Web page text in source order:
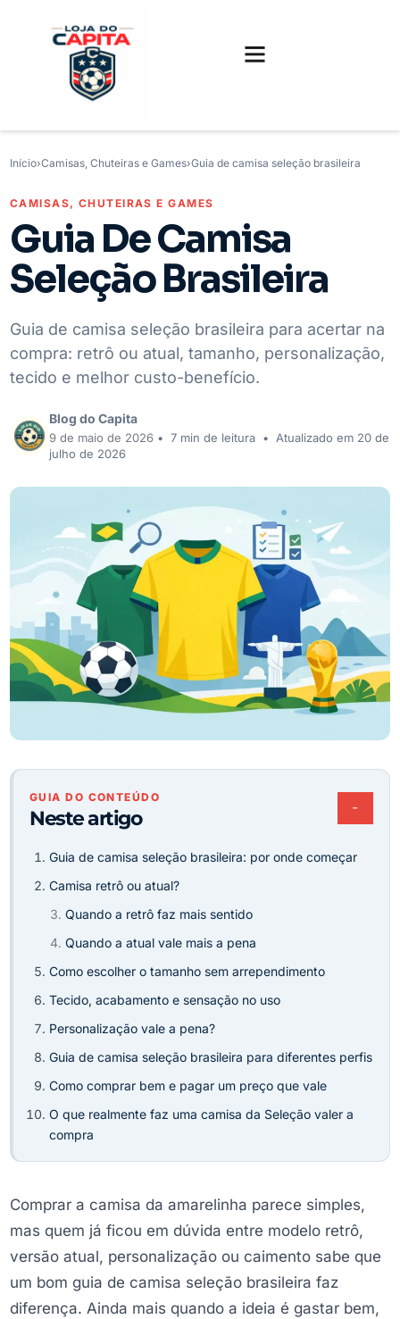
Início›Camisas, Chuteiras e Games›Guia de camisa seleção brasileira
CAMISAS, CHUTEIRAS E GAMES
Guia De Camisa
Seleção Brasileira
Guia de camisa seleção brasileira para acertar na
compra: retrô ou atual, tamanho, personalização,
tecido e melhor custo-benefício.
Blog do Capita
9 de maio de 2026 • 7 min de leitura •
Atualizado em 20 de
julho de 2026
GUIA DO CONTEÚDO
Neste artigo −
Guia de camisa seleção brasileira: por onde começar
Camisa retrô ou atual?
Quando a retrô faz mais sentido
Quando a atual vale mais a pena
Como escolher o tamanho sem arrependimento
Tecido, acabamento e sensação no uso
Personalização vale a pena?
Guia de camisa seleção brasileira para diferentes perfis
Como comprar bem e pagar um preço que vale
O que realmente faz uma camisa da Seleção valer a
compra
Comprar a camisa da amarelinha parece simples,
mas quem já ficou em dúvida entre modelo retrô,
versão atual, personalização ou caimento sabe que
um bom guia de camisa seleção brasileira faz
diferença. Ainda mais quando a ideia é gastar bem,